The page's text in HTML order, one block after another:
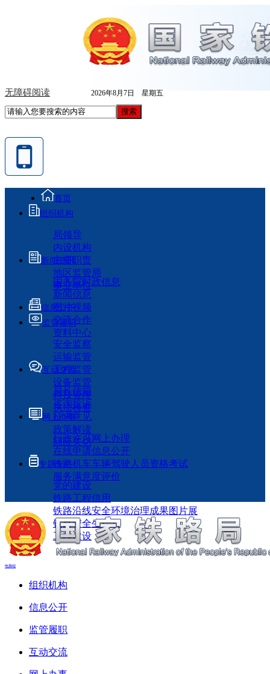
无障碍阅读 2026年8月7日 星期五
首页
组织机构
局领导
内设机构
主要职责
地区监管局
事业单位
新闻资讯
国务院时政信息
新闻信息
图片视频
交流合作
资料中心
信息公开
监管履职
安全监察
运输监管
工程监管
设备监管
科技管理
执法检查
互动交流
局长信箱
咨询投诉
征求意见
政策解读
回应关切
网上办事
行政许可网上办理
在线申请信息公开
铁路机车车辆驾驶人员资格考试
服务满意度评价
专题专栏
党的建设
铁路工程信用
铁路沿线安全环境治理成果图片展
铁路安全生产月
工程建设
电脑端
组织机构
信息公开
监管履职
互动交流